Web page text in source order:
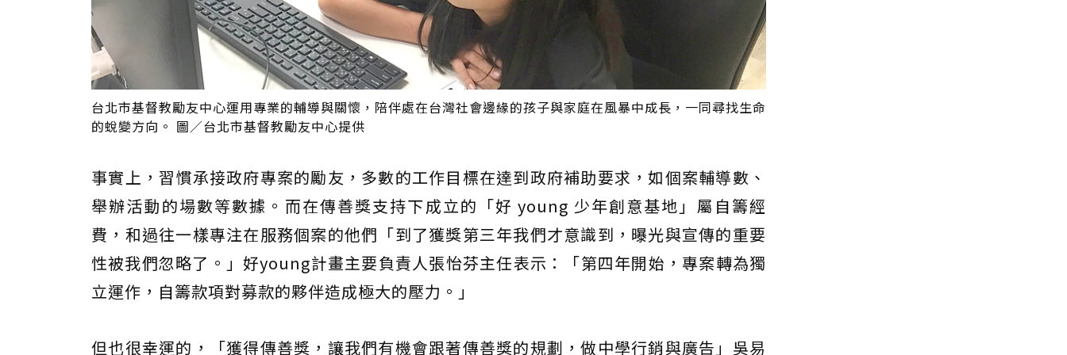
台北市基督教勵友中心運用專業的輔導與關懷，陪伴處在台灣社會邊緣的孩子與家庭在風暴中成長，一同尋找生命
的蛻變方向。 圖／台北市基督教勵友中心提供
事實上，習慣承接政府專案的勵友，多數的工作目標在達到政府補助要求，如個案輔導數、
舉辦活動的場數等數據。而在傳善獎支持下成立的「好 young 少年創意基地」屬自籌經
費，和過往一樣專注在服務個案的他們「到了獲獎第三年我們才意識到，曝光與宣傳的重要
性被我們忽略了。」好young計畫主要負責人張怡芬主任表示：「第四年開始，專案轉為獨
立運作，自籌款項對募款的夥伴造成極大的壓力。」
但也很幸運的，「獲得傳善獎，讓我們有機會跟著傳善獎的規劃，做中學行銷與廣告」吳易